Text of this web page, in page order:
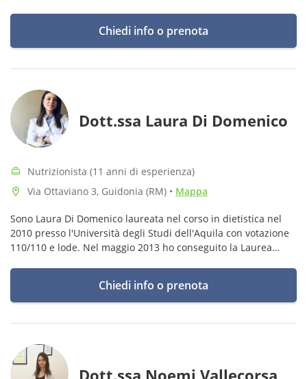
Chiedi info o prenota
Dott.ssa Laura Di Domenico
Nutrizionista (11 anni di esperienza)
Via Ottaviano 3, Guidonia (RM) • Mappa
Sono Laura Di Domenico laureata nel corso in dietistica nel
2010 presso l'Università degli Studi dell'Aquila con votazione
110/110 e lode. Nel maggio 2013 ho conseguito la Laurea
Chiedi info o prenota
Dott.ssa Noemi Vallecorsa